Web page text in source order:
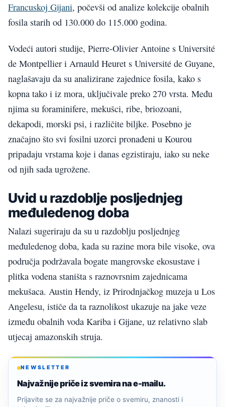
Francuskoj Gijani, počevši od analize kolekcije obalnih
fosila starih od 130.000 do 115.000 godina.
Vodeći autori studije, Pierre-Olivier Antoine s Université
de Montpellier i Arnauld Heuret s Université de Guyane,
naglašavaju da su analizirane zajednice fosila, kako s
kopna tako i iz mora, uključivale preko 270 vrsta. Među
njima su foraminifere, mekušci, ribe, briozoani,
dekapodi, morski psi, i različite biljke. Posebno je
značajno što svi fosilni uzorci pronađeni u Kourou
pripadaju vrstama koje i danas egzistiraju, iako su neke
od njih sada ugrožene.
Uvid u razdoblje posljednjeg
međuledenog doba
Nalazi sugeriraju da su u razdoblju posljednjeg
međuledenog doba, kada su razine mora bile visoke, ova
područja podržavala bogate mangrovske ekosustave i
plitka vodena staništa s raznovrsnim zajednicama
mekušaca. Austin Hendy, iz Prirodnjačkog muzeja u Los
Angelesu, ističe da ta raznolikost ukazuje na jake veze
između obalnih voda Kariba i Gijane, uz relativno slab
utjecaj amazonskih struja.
NEWSLETTER
Najvažnije priče iz svemira na e-mailu.
Prijavite se za najvažnije priče o svemiru, znanosti i